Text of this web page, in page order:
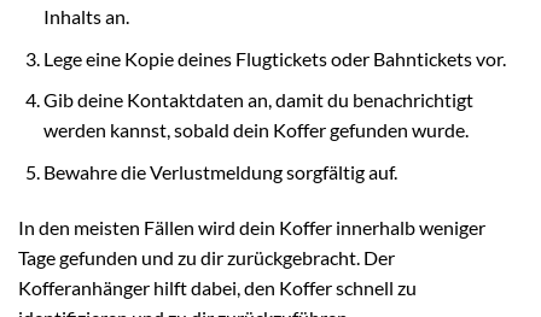
Inhalts an.
Lege eine Kopie deines Flugtickets oder Bahntickets vor.
Gib deine Kontaktdaten an, damit du benachrichtigt
werden kannst, sobald dein Koffer gefunden wurde.
Bewahre die Verlustmeldung sorgfältig auf.
In den meisten Fällen wird dein Koffer innerhalb weniger
Tage gefunden und zu dir zurückgebracht. Der
Kofferanhänger hilft dabei, den Koffer schnell zu